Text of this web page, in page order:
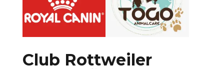
Club Rottweiler